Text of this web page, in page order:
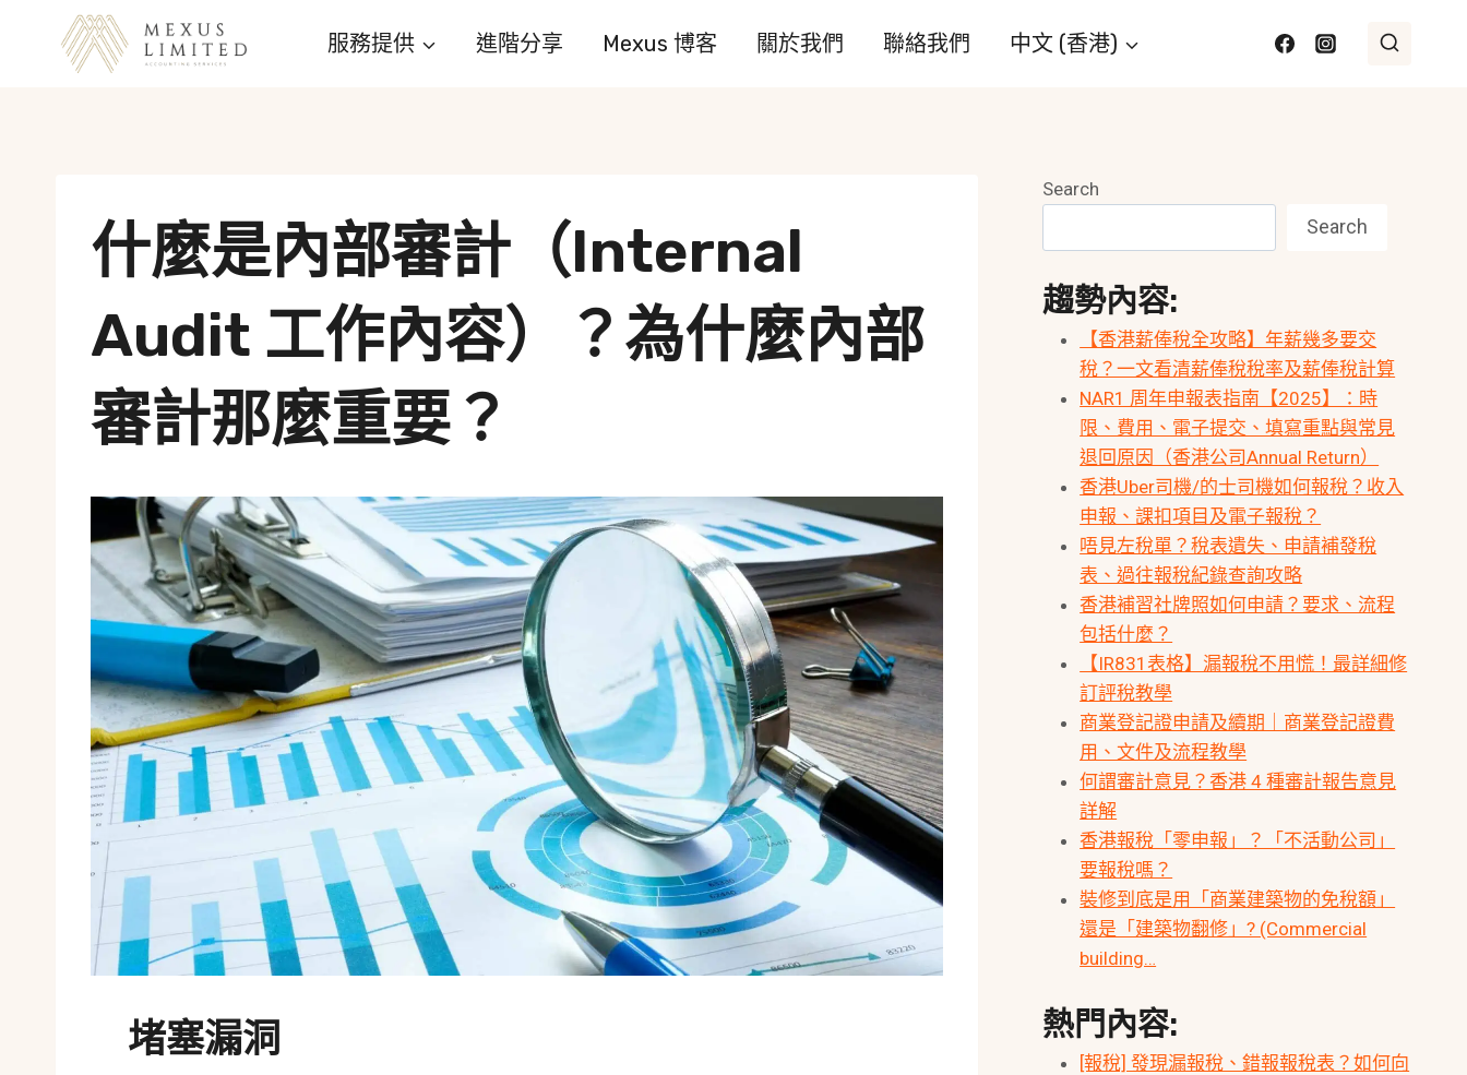
服務提供 進階分享 Mexus 博客 關於我們 聯絡我們 中文 (香港)
什麼是內部審計（Internal
Audit 工作內容）？為什麼內部
審計那麼重要？
堵塞漏洞
Search
Search
趨勢內容:
【香港薪俸稅全攻略】年薪幾多要交
稅？一文看清薪俸稅稅率及薪俸稅計算
NAR1 周年申報表指南【2025】：時
限、費用、電子提交、填寫重點與常見
退回原因（香港公司Annual Return）
香港Uber司機/的士司機如何報稅？收入
申報、課扣項目及電子報稅？
唔見左稅單？稅表遺失、申請補發稅
表、過往報稅紀錄查詢攻略
香港補習社牌照如何申請？要求、流程
包括什麼？
【IR831表格】漏報稅不用慌！最詳細修
訂評稅教學
商業登記證申請及續期｜商業登記證費
用、文件及流程教學
何謂審計意見？香港 4 種審計報告意見
詳解
香港報稅「零申報」？「不活動公司」
要報稅嗎？
裝修到底是用「商業建築物的免稅額」
還是「建築物翻修」? (Commercial
building…
熱門內容:
[報稅] 發現漏報稅、錯報報稅表？如何向